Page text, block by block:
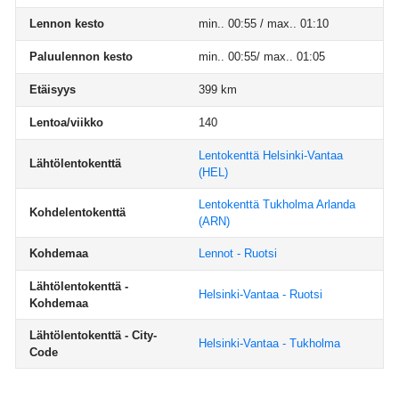
Lennon kesto min.. 00:55 / max.. 01:10
Paluulennon kesto min.. 00:55/ max.. 01:05
Etäisyys 399 km
Lentoa/viikko 140
Lähtölentokenttä
Lentokenttä Helsinki-Vantaa
(HEL)
Kohdelentokenttä
Lentokenttä Tukholma Arlanda
(ARN)
Kohdemaa Lennot - Ruotsi
Lähtölentokenttä -
Kohdemaa
Helsinki-Vantaa - Ruotsi
Lähtölentokenttä - City-
Code
Helsinki-Vantaa - Tukholma